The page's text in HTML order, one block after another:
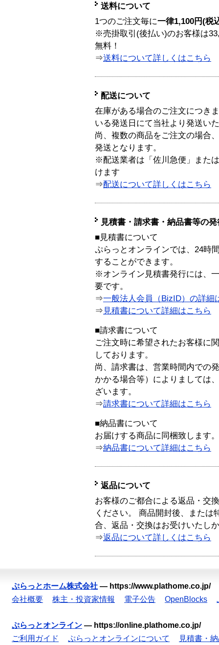
送料について
1つのご注文毎に一律1,100円(税
※売掛取引(後払い)のお客様は
無料！
⇒送料について詳しくはこちら
配送について
在庫がある場合のご注文につき
いる発送日にて当社より発送い
尚、複数の商品をご注文の場合
発送となります。
※配送業者は「佐川急便」また
けます
⇒配送について詳しくはこちら
見積書・請求書・納品書等の
■見積書について
ぷらっとオンラインでは、24時
することができます。
※オンライン見積書発行には、
要です。
⇒一般法人会員（BizID）の詳細
⇒ 見積書について詳細はこちら
■請求書について
ご注文時に希望されたお客様に
しております。
尚、請求書は、営業時間内での
かかる場合等）によりましては
ざいます。
⇒請求書について詳細はこちら
■納品書について
お届けする商品に同梱致します。
⇒納品書について詳細はこちら
返品について
お客様のご都合による返品・交
ください。 商品開封後、または
合、返品・交換はお受けいたし
⇒返品について詳しくはこちら
ぷらっとホーム株式会社 — https://www.plathome.co.jp/
会社概要
株主・投資家情報 電子公告 OpenBlocks
ぷらっとオンライン — https://online.plathome.co.jp/
ご利用ガイド
ぷらっとオンラインについて 見積書・